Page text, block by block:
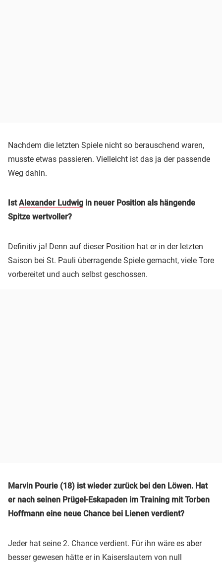
Nachdem die letzten Spiele nicht so berauschend waren,
musste etwas passieren. Vielleicht ist das ja der passende
Weg dahin.
IstAlexander Ludwig in neuer Position als hängende
Spitze wertvoller?
Definitiv ja! Denn auf dieser Position hat er in der letzten
Saison bei St. Pauli überragende Spiele gemacht, viele Tore
vorbereitet und auch selbst geschossen.
Marvin Pourie (18) ist wieder zurück bei den Löwen. Hat
er nach seinen Prügel-Eskapaden im Training mit Torben
Hoffmann eine neue Chance bei Lienen verdient?
Jeder hat seine 2. Chance verdient. Für ihn wäre es aber
besser gewesen hätte er in Kaiserslautern von null